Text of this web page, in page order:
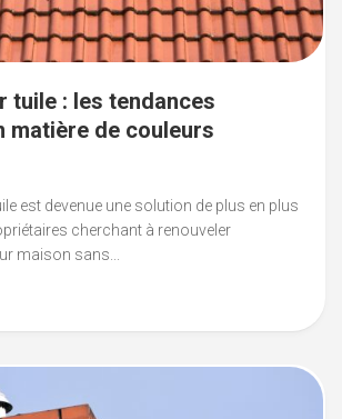
tuile : les tendances
matière de couleurs
est devenue une solution de plus en plus
cherchant à renouveler
maison sans...